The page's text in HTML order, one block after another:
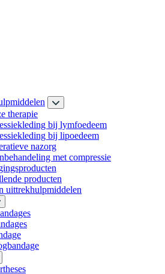
therapie
bij lymfoedeem
bij lipoedeem
nazorg
met compressie
producten
uittrekhulpmiddelen